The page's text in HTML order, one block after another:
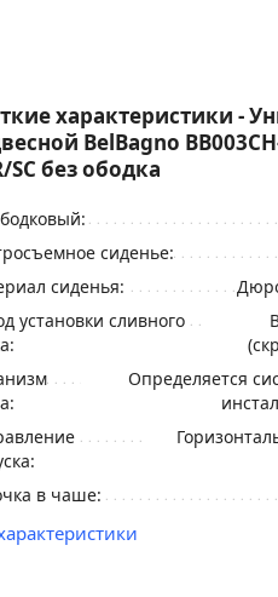
характеристики -
BelBagno
SC без ободка
сиденье:
сиденья:
установки сливного
Определяется
в чаше: